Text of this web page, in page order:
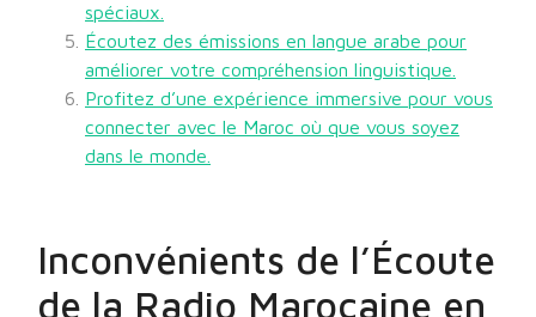
spéciaux.
Écoutez des émissions en langue arabe pour
améliorer votre compréhension linguistique.
Profitez d’une expérience immersive pour vous
connecter avec le Maroc où que vous soyez
dans le monde.
Inconvénients de l’Écoute
de la Radio Marocaine en